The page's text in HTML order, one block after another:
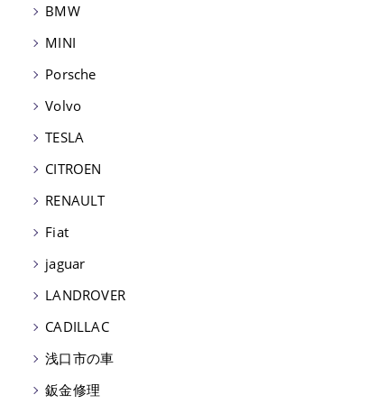
BMW
MINI
Porsche
Volvo
TESLA
CITROEN
RENAULT
Fiat
jaguar
LANDROVER
CADILLAC
浅口市の車
鈑金修理